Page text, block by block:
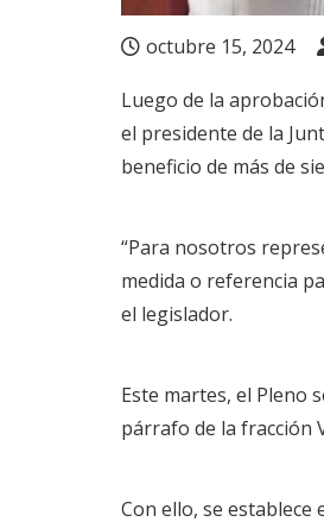
octubre 15, 2024
Luego de la
el presidente de la
beneficio de más de
“Para nosotros
medida o referencia
el legislador.
Este martes, el Pleno
párrafo de la fracción
Con ello, se